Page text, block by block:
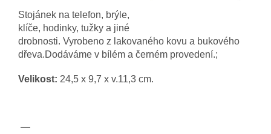
Stojánek na telefon, brýle,
klíče, hodinky, tužky a jiné
drobnosti. Vyrobeno z lakovaného kovu a bukového
dřeva.Dodáváme v bílém a černém provedení.;
Velikost: 24,5 x 9,7 x v.11,3 cm.
—